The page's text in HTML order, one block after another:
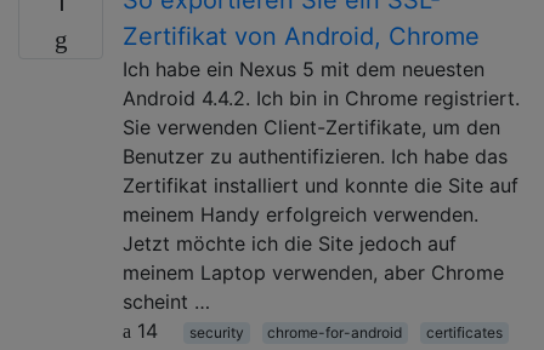
Zertifikat von Android, Chrome
Ich habe ein Nexus 5 mit dem neuesten
Android 4.4.2. Ich bin in Chrome registriert.
Sie verwenden Client-Zertifikate, um den
Benutzer zu authentifizieren. Ich habe das
Zertifikat installiert und konnte die Site auf
meinem Handy erfolgreich verwenden.
Jetzt möchte ich die Site jedoch auf
meinem Laptop verwenden, aber Chrome
scheint …
14
security chrome-for-android
certificates